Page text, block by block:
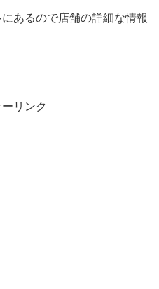
あるので店舗の詳細な情報
リンク